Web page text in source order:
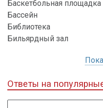
Баскетбольная площадка
Бассейн
Библиотека
Бильярдный зал
Ответы на